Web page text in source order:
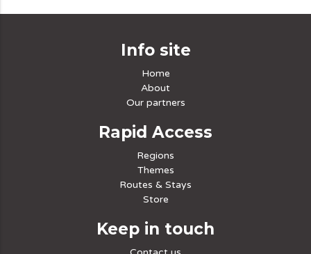
Info site
Home
About
Our partners
Rapid Access
Regions
Themes
Routes & Stays
Store
Keep in touch